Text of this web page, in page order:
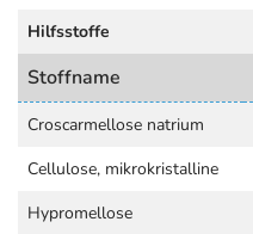
Hilfsstoffe
Stoffname
Croscarmellose natrium
Cellulose, mikrokristalline
Hypromellose